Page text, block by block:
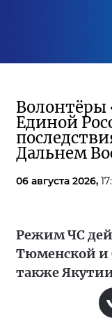
Волонтёры
Единой
Дальнем
06 августа 2026,
Режим ЧС
Тюменской и
также